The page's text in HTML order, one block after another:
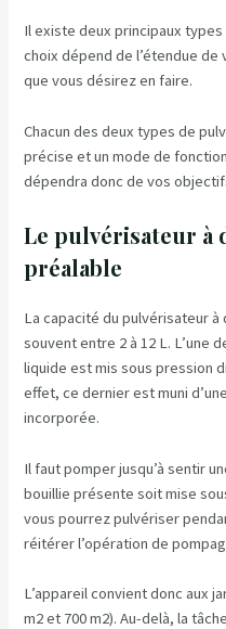
Il existe deux principaux
choix dépend de l’étendue
que vous désirez en faire.
Chacun des deux types de
précise et un mode de
dépendra donc de vos
Le pulvérisateur à
préalable
La capacité du pulvérisateur à
souvent entre 2 à 12 L. L’une
liquide est mis sous pression
effet, ce dernier est muni
incorporée.
Il faut pomper jusqu’à sentir
bouillie présente soit mise
vous pourrez pulvériser
réitérer l’opération de
L’appareil convient donc aux
m2 et 700 m2). Au-delà, la